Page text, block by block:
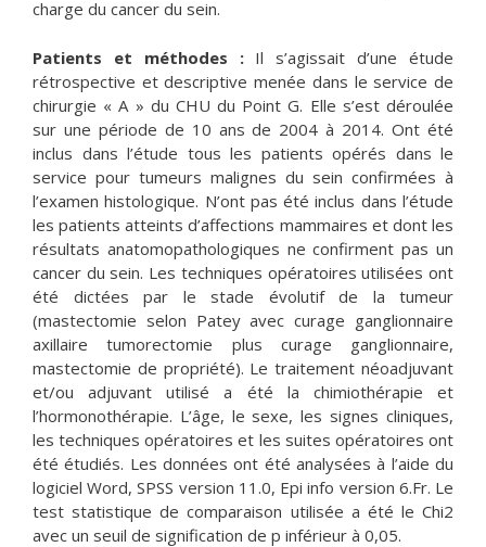
charge du cancer du sein.
Patients et méthodes :Il s’agissait d’une étude
rétrospective et descriptive menée dans le service de
chirurgie « A » du CHU du Point G. Elle s’est déroulée
sur une période de 10 ans de 2004 à 2014. Ont été
inclus dans l’étude tous les patients opérés dans le
service pour tumeurs malignes du sein confirmées à
l’examen histologique. N’ont pas été inclus dans l’étude
les patients atteints d’affections mammaires et dont les
résultats anatomopathologiques ne confirment pas un
cancer du sein. Les techniques opératoires utilisées ont
été dictées par le stade évolutif de la tumeur
(mastectomie selon Patey avec curage ganglionnaire
axillaire tumorectomie plus curage ganglionnaire,
mastectomie de propriété). Le traitement néoadjuvant
et/ou adjuvant utilisé a été la chimiothérapie et
l’hormonothérapie. L’âge, le sexe, les signes cliniques,
les techniques opératoires et les suites opératoires ont
été étudiés. Les données ont été analysées à l’aide du
logiciel Word, SPSS version 11.0, Epi info version 6.Fr. Le
test statistique de comparaison utilisée a été le Chi2
avec un seuil de signification de p inférieur à 0,05.